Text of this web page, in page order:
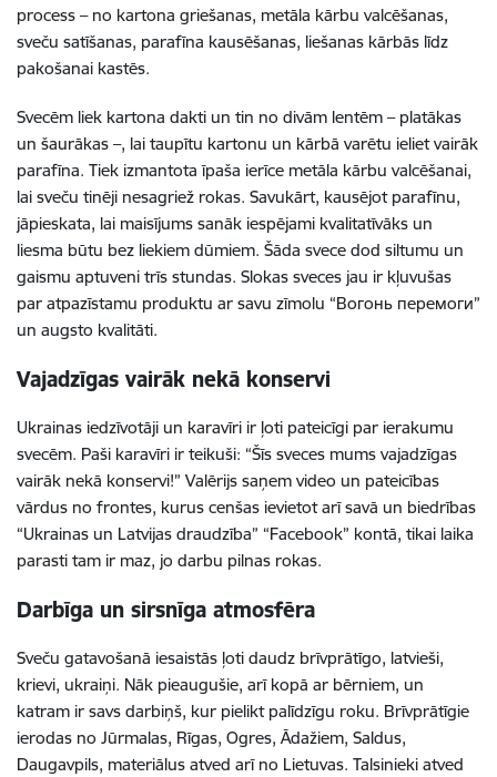
process – no kartona griešanas, metāla kārbu valcēšanas,
sveču satīšanas, parafīna kausēšanas, liešanas kārbās līdz
pakošanai kastēs.
Svecēm liek kartona dakti un tin no divām lentēm – platākas
un šaurākas –, lai taupītu kartonu un kārbā varētu ieliet vairāk
parafīna. Tiek izmantota īpaša ierīce metāla kārbu valcēšanai,
lai sveču tinēji nesagriež rokas. Savukārt, kausējot parafīnu,
jāpieskata, lai maisījums sanāk iespējami kvalitatīvāks un
liesma būtu bez liekiem dūmiem. Šāda svece dod siltumu un
gaismu aptuveni trīs stundas. Slokas sveces jau ir kļuvušas
par atpazīstamu produktu ar savu zīmolu “Bогонь перемоги”
un augsto kvalitāti.
Vajadzīgas vairāk nekā konservi
Ukrainas iedzīvotāji un karavīri ir ļoti pateicīgi par ierakumu
svecēm. Paši karavīri ir teikuši: “Šīs sveces mums vajadzīgas
vairāk nekā konservi!” Valērijs saņem video un pateicības
vārdus no frontes, kurus cenšas ievietot arī savā un biedrības
“Ukrainas un Latvijas draudzība” “Facebook” kontā, tikai laika
parasti tam ir maz, jo darbu pilnas rokas.
Darbīga un sirsnīga atmosfēra
Sveču gatavošanā iesaistās ļoti daudz brīvprātīgo, latvieši,
krievi, ukraiņi. Nāk pieaugušie, arī kopā ar bērniem, un
katram ir savs darbiņš, kur pielikt palīdzīgu roku. Brīvprātīgie
ierodas no Jūrmalas, Rīgas, Ogres, Ādažiem, Saldus,
Daugavpils, materiālus atved arī no Lietuvas. Talsinieki atved